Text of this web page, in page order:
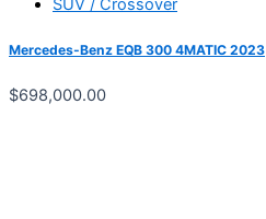
SUV / Crossover
Mercedes-Benz EQB 300 4MATIC 2023
$698,000.00